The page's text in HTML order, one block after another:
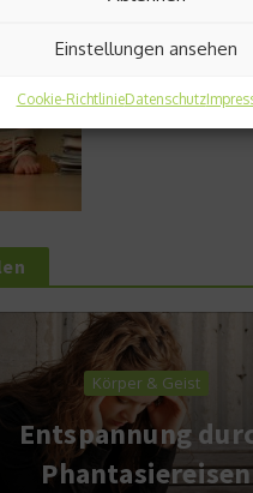
Einstellungen ansehen
Cookie-RichtlinieDatenschutz
Stuhlgang – wie oft ist
Körper & Geist
Entspannung
Phantasiereisen